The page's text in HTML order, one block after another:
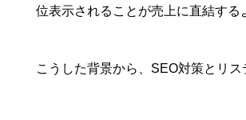
位表示されることが売上に直結する
こうした背景から、SEO対策とリ